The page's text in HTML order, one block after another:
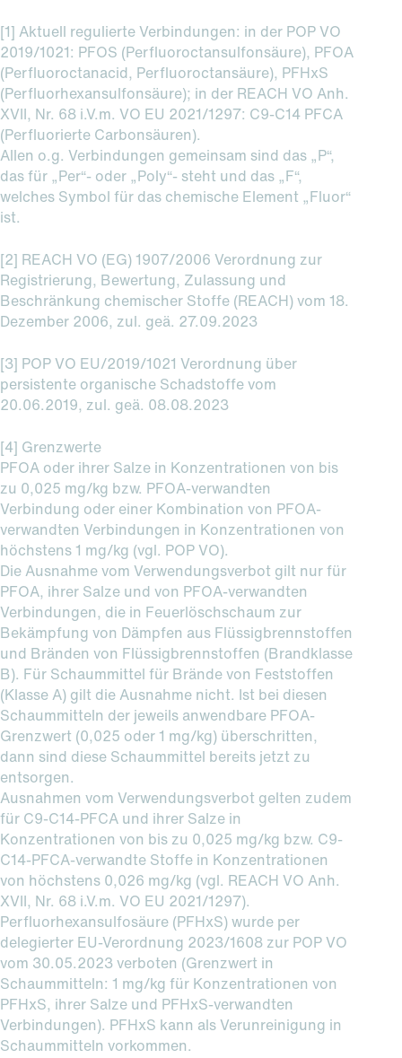
[1] Aktuell regulierte Verbindungen: in der POP VO
2019/1021: PFOS (Perfluoroctansulfonsäure), PFOA
(Perfluoroctanacid, Perfluoroctansäure), PFHxS
(Perfluorhexansulfonsäure); in der REACH VO Anh.
XVII, Nr. 68 i.V.m. VO EU 2021/1297: C9-C14 PFCA
(Perfluorierte Carbonsäuren).
Allen o.g. Verbindungen gemeinsam sind das „P“,
das für „Per“- oder „Poly“- steht und das „F“,
welches Symbol für das chemische Element „Fluor“
ist.
[2] REACH VO (EG) 1907/2006 Verordnung zur
Registrierung, Bewertung, Zulassung und
Beschränkung chemischer Stoffe (REACH) vom 18.
Dezember 2006, zul. geä. 27.09.2023
[3] POP VO EU/2019/1021 Verordnung über
persistente organische Schadstoffe vom
20.06.2019, zul. geä. 08.08.2023
[4] Grenzwerte
PFOA oder ihrer Salze in Konzentrationen von bis
zu 0,025 mg/kg bzw. PFOA-verwandten
Verbindung oder einer Kombination von PFOA-
verwandten Verbindungen in Konzentrationen von
höchstens 1 mg/kg (vgl. POP VO).
Die Ausnahme vom Verwendungsverbot gilt nur für
PFOA, ihrer Salze und von PFOA-verwandten
Verbindungen, die in Feuerlöschschaum zur
Bekämpfung von Dämpfen aus Flüssigbrennstoffen
und Bränden von Flüssigbrennstoffen (Brandklasse
B). Für Schaummittel für Brände von Feststoffen
(Klasse A) gilt die Ausnahme nicht. Ist bei diesen
Schaummitteln der jeweils anwendbare PFOA-
Grenzwert (0,025 oder 1 mg/kg) überschritten,
dann sind diese Schaummittel bereits jetzt zu
entsorgen.
Ausnahmen vom Verwendungsverbot gelten zudem
für C9-C14-PFCA und ihrer Salze in
Konzentrationen von bis zu 0,025 mg/kg bzw. C9-
C14-PFCA-verwandte Stoffe in Konzentrationen
von höchstens 0,026 mg/kg (vgl. REACH VO Anh.
XVII, Nr. 68 i.V.m. VO EU 2021/1297).
Perfluorhexansulfosäure (PFHxS) wurde per
delegierter EU-Verordnung 2023/1608 zur POP VO
vom 30.05.2023 verboten (Grenzwert in
Schaummitteln: 1 mg/kg für Konzentrationen von
PFHxS, ihrer Salze und PFHxS-verwandten
Verbindungen). PFHxS kann als Verunreinigung in
Schaummitteln vorkommen.